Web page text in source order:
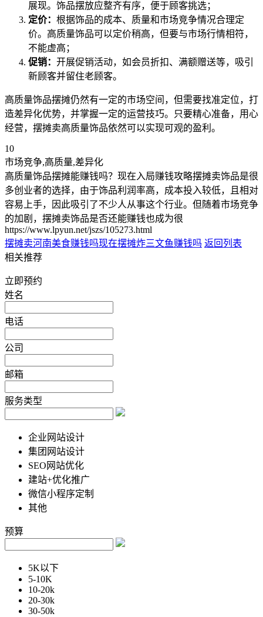
展现。饰品摆放应整齐有序，便于顾客挑选；
定价： 根据饰品的成本、质量和市场竞争情况合理定
价。高质量饰品可以定价稍高，但要与市场行情相符，
不能虚高；
促销： 开展促销活动，如会员折扣、满额赠送等，吸引
新顾客并留住老顾客。
高质量饰品摆摊仍然有一定的市场空间，但需要找准定位，打
造差异化优势，并掌握一定的运营技巧。只要精心准备，用心
经营，摆摊卖高质量饰品依然可以实现可观的盈利。
10
市场竞争,高质量,差异化
高质量饰品摆摊能赚钱吗？现在入局赚钱攻略摆摊卖饰品是很
多创业者的选择，由于饰品利润率高，成本投入较低，且相对
容易上手，因此吸引了不少人从事这个行业。但随着市场竞争
的加剧，摆摊卖饰品是否还能赚钱也成为很
https://www.lpyun.net/jszs/105273.html
摆摊卖河南美食赚钱吗现在摆摊炸三文鱼赚钱吗 返回列表
相关推荐
立即预约
姓名
电话
公司
邮箱
服务类型
企业网站设计
集团网站设计
SEO网站优化
建站+优化推广
微信小程序定制
其他
预算
5K以下
5-10K
10-20k
20-30k
30-50k